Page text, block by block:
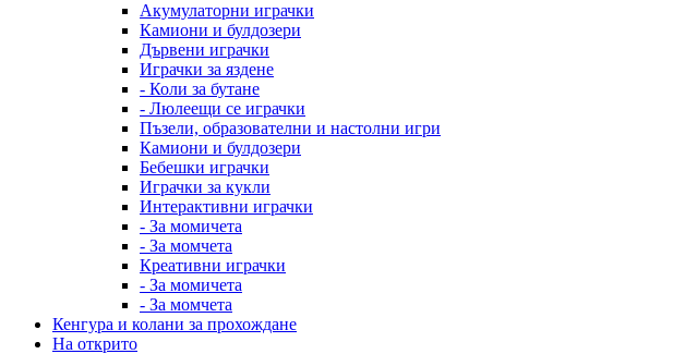
Акумулаторни играчки
Камиони и булдозери
Дървени играчки
Играчки за яздене
- Коли за бутане
- Люлеещи се играчки
Пъзели, образователни и настолни игри
Камиони и булдозери
Бебешки играчки
Играчки за кукли
Интерактивни играчки
- За момичета
- За момчета
Креативни играчки
- За момичета
- За момчета
Кенгура и колани за прохождане
На открито